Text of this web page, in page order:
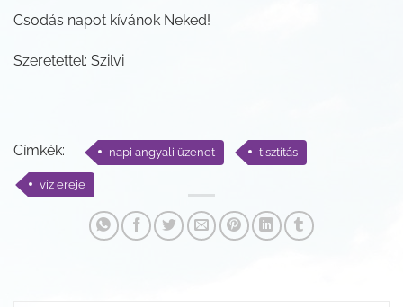
Csodás napot kívánok Neked!
Szeretettel: Szilvi
Címkék: napi angyali üzenet tisztítás
víz ereje